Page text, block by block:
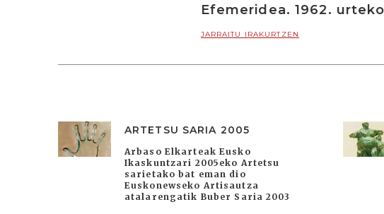
Efemeridea. 1962.
JARRAITU IRAKURTZEN
ARTETSU SARIA 2005
Arbaso Elkarteak Eusko
Ikaskuntzari 2005eko Artetsu
sarietako bat eman dio
Euskonewseko Artisautza
atalarengatik Buber Saria 2003